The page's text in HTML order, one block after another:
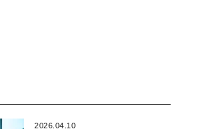
2026.04.10